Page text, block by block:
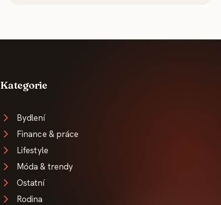
Kategorie
Bydlení
Finance & práce
Lifestyle
Móda & trendy
Ostatní
Rodina